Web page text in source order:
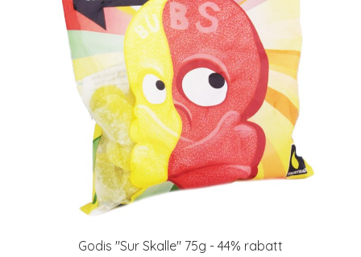
Godis "Sur Skalle" 75g - 44% rabatt